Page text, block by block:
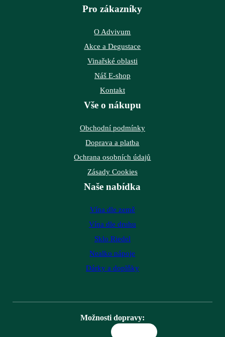
Pro zákazníky
O Advivum
Akce a Degustace
Vinařské oblasti
Náš E-shop
Kontakt
Vše o nákupu
Obchodní podmínky
Doprava a platba
Ochrana osobních údajů
Zásady Cookies
Naše nabídka
Vína dle země
Vína dle druhu
Sklo Riedel
Nealko nápoje
Dárky a doplňky
Možnosti dopravy: